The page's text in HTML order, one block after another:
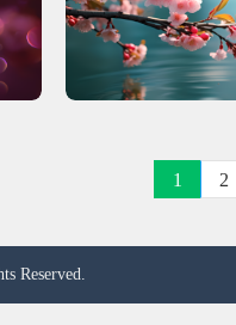
1 2
Reserved.